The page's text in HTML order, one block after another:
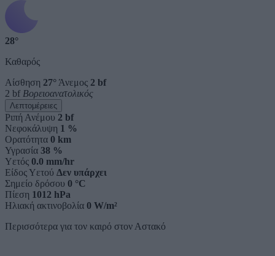
28°
Καθαρός
Αίσθηση 27° Άνεμος 2 bf
2 bf Βορειοανατολικός
Λεπτομέρειες
Ριπή Ανέμου 2 bf
Νεφοκάλυψη 1 %
Ορατότητα 0 km
Υγρασία 38 %
Υετός 0.0 mm/hr
Είδος Υετού Δεν υπάρχει
Σημείο δρόσου 0 °C
Πίεση 1012 hPa
Ηλιακή ακτινοβολία 0 W/m²
Περισσότερα για τον καιρό στον Αστακό